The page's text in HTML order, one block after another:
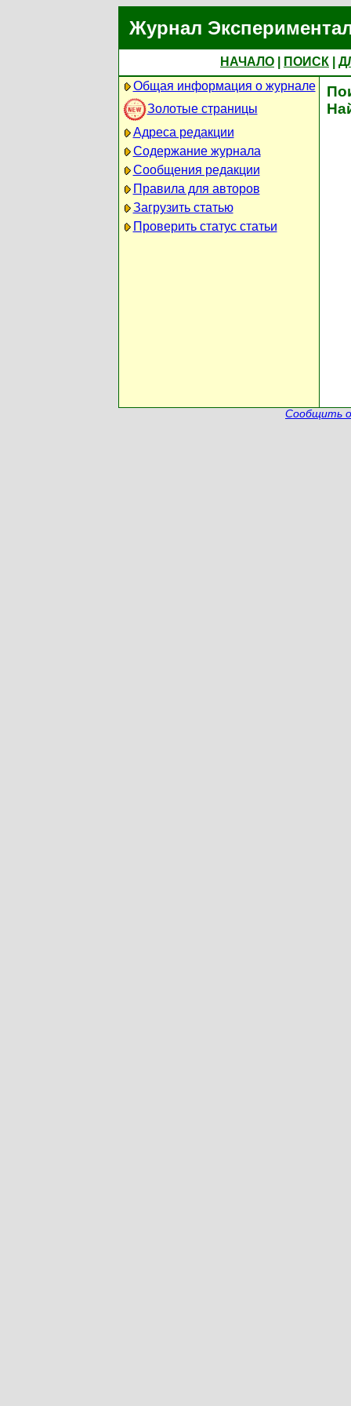
Журнал
НАЧАЛО ПОИСК
Общая информация о журнале
Золотые страницы
Адреса редакции
Содержание журнала
Сообщения редакции
Правила для авторов
Загрузить статью
Проверить статус статьи
Сообщить о